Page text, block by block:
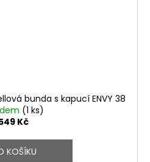
bunda s kapucí ENVY 38
(1 ks)
Kč
KOŠÍKU